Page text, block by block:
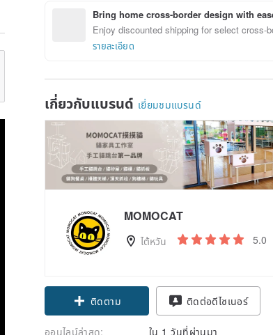
Bring home cross-border design with
Enjoy discounted shipping for select cross-
รายละเอียด
เกี่ยวกับแบรนด์ เยี่ยมชมแบรนด์
MOMOCAT
ไต้หวัน 5.0
ติดตาม ติดต่อดีไซเนอร์
ออนไลน์ล่าสุด:
ใน 1 วันที่ผ่านมา